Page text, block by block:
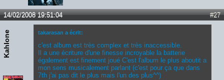
#27
14/02/2008 19:51:04
Kahlone takarasan a écrit:
c'est album est très complex et très inaccessible.
Il a une écriture d'une finesse incroyable la batterie
également est finement joué C'est l'album le plus aboutit a
mon sens musicalement parlant (c'est pour ça que dans
7th j'ai pas dit le plus mais l'un des plus^^)